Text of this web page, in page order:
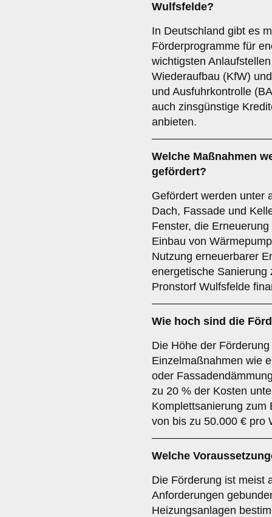
Wulfsfelde?
In Deutschland gibt es
Förderprogramme für
wichtigsten
Wiederaufbau (KfW)
und Ausfuhrkontrolle
auch zinsgünstige
anbieten.
Welche Maßnahmen
gefördert?
Gefördert werden unter
Dach, Fassade und
Fenster, die
Einbau von
Nutzung erneuerbarer
energetische Sanierung
Pronstorf Wulfsfelde
Wie hoch sind die
Die Höhe der
Einzelmaßnahmen wie
oder
zu 20 % der Kosten
Komplettsanierung zum
von bis zu 50.000 € pro
Welche
Die Förderung ist meist
Anforderungen
Heizungsanlagen